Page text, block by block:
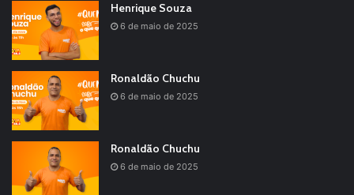
Henrique Souza
6 de maio de 2025
Ronaldão Chuchu
6 de maio de 2025
Ronaldão Chuchu
6 de maio de 2025